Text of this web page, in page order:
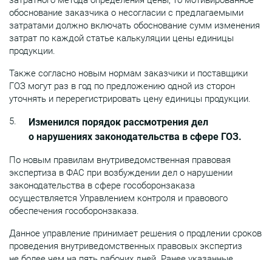
обоснование заказчика о несогласии с предлагаемыми
затратами должно включать обоснование сумм изменения
затрат по каждой статье калькуляции цены единицы
продукции.
Также согласно новым нормам заказчики и поставщики
ГОЗ могут раз в год по предложению одной из сторон
уточнять и перерегистрировать цену единицы продукции.
Изменился порядок рассмотрения дел
о нарушениях законодательства в сфере ГОЗ.
По новым правилам внутриведомственная правовая
экспертиза в ФАС при возбуждении дел о нарушении
законодательства в сфере гособоронзаказа
осуществляется Управлением контроля и правового
обеспечения гособоронзаказа.
Данное управление принимает решения о продлении сроков
проведения внутриведомственных правовых экспертиз